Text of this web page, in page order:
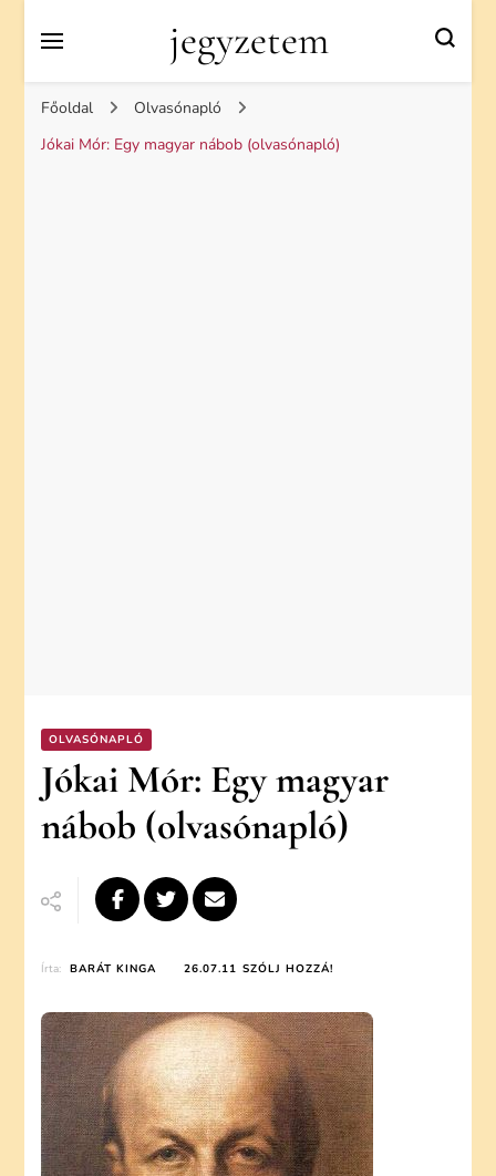
jegyzetem
Főoldal
Olvasónapló
Jókai Mór: Egy magyar nábob (olvasónapló)
OLVASÓNAPLÓ
Jókai Mór: Egy magyar
nábob (olvasónapló)
Írta: BARÁT KINGA 26.07.11 SZÓLJ HOZZÁ!
EGY
MAGYAR
NÁBOB
(OLVASÓNAPLÓ)